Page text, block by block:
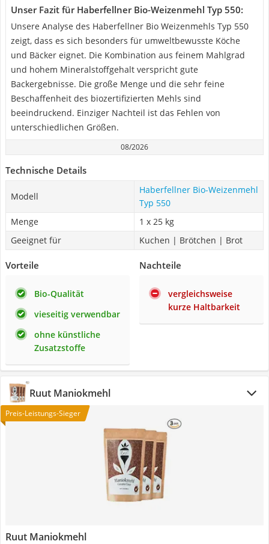
Unser Fazit für Haberfellner Bio-Weizenmehl Typ 550:
Unsere Analyse des Haberfellner Bio Weizenmehls Typ 550
zeigt, dass es sich besonders für umweltbewusste Köche
und Bäcker eignet. Die Kombination aus feinem Mahlgrad
und hohem Mineralstoffgehalt verspricht gute
Backergebnisse. Die große Menge und die sehr feine
Beschaffenheit des biozertifizierten Mehls sind
beeindruckend. Einziger Nachteil ist das Fehlen von
unterschiedlichen Größen.
08/2026
Technische Details
Modell
Haberfellner Bio-Weizenmehl
Typ 550
Menge
1 x 25 kg
Geeignet für
Kuchen | Brötchen | Brot
Vorteile
Bio-Qualität
vieseitig verwendbar
ohne künstliche
Zusatzstoffe
Nachteile
vergleichsweise
kurze Haltbarkeit
Ruut Maniokmehl
Preis-Leistungs-Sieger
Ruut Maniokmehl